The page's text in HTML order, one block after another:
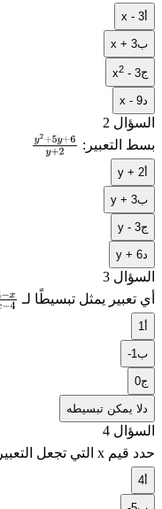
x - 3
بx + 3
ج x2 - 3
x - 9
السؤال 2
بسط التعبير:
y2+5y+
y + 2
بy + 3
جy - 3
y + 6
السؤال 3
أي تعبير يمثل تبسيطًا لـ
4−x
1
ب-1
ج0
لا يمكن تبسيطه
السؤال 4
حدد قيم xالتي تجعل التعبير
4